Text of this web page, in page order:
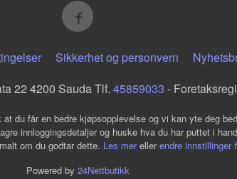
Sikkerhet og personvern
22 4200 Sauda Tlf. 45859033 -
du får en bedre kjøpsopplevelse og vi kan yte deg
innloggingsdetaljer og huske hva du har puttet i
om du godtar dette. Les merellerendre innstillinger
Powered by 24Nettbutikk